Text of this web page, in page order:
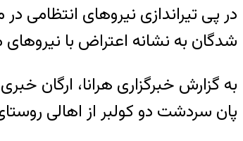
در پی تیراندازی نیروهای
شدگان به نشانه اعتراض با
به گزارش خبرگزاری هرانا، ارگان
پان سردشت دو کولبر از اهالی